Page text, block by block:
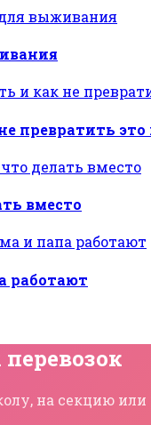
превратить это
вместо
работают
на секцию